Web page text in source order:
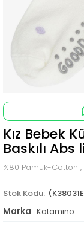
Kız Bebek
Baskılı
%80 Pamuk-Cotton ,
Marka : Katamino